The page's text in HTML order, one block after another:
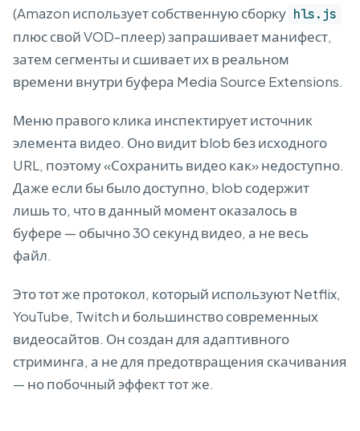
(Amazon использует собственную сборку hls.js
плюс свой VOD-плеер) запрашивает манифест,
затем сегменты и сшивает их в реальном
времени внутри буфера Media Source Extensions.
Меню правого клика инспектирует источник
элемента видео. Оно видит blob без исходного
URL, поэтому «Сохранить видео как» недоступно.
Даже если бы было доступно, blob содержит
лишь то, что в данный момент оказалось в
буфере — обычно 30 секунд видео, а не весь
файл.
Это тот же протокол, который используют Netflix,
YouTube, Twitch и большинство современных
видеосайтов. Он создан для адаптивного
стриминга, а не для предотвращения скачивания
— но побочный эффект тот же.